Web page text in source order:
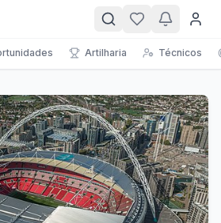
Artilharia Técnicos